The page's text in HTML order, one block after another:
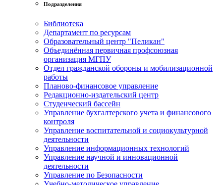
Подразделения
Библиотека
Департамент по ресурсам
Образовательный центр "Пеликан"
Объединённая первичная профсоюзная
организация МГПУ
Отдел гражданской обороны и мобилизационной
работы
Планово-финансовое управление
Редакционно-издательский центр
Студенческий бассейн
Управление бухгалтерского учета и финансового
контроля
Управление воспитательной и социокультурной
деятельности
Управление информационных технологий
Управление научной и инновационной
деятельности
Управление по Безопасности